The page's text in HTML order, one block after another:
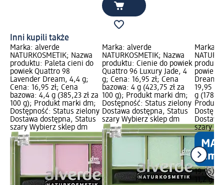
Inni kupili także
Marka: alverde
NATURKOSMETIK; Nazwa
produktu: Paleta cieni do
powiek Quattro 98
Lavender Dream, 4,4 g;
Cena: 16,95 zł; Cena
bazowa: 4,4 g (385,23 zł za
100 g); Produkt marki dm;
Dostępność: Status zielony
Dostawa dostępna, Status
szary Wybierz sklep dm
Marka: alverde
NATURKOSMETIK; Nazwa
produktu: Cienie do powiek
Quattro 96 Luxury Jade, 4
g; Cena: 16,95 zł; Cena
bazowa: 4 g (423,75 zł za
100 g); Produkt marki dm;
Dostępność: Status zielony
Dostawa dostępna, Status
szary Wybierz sklep dm
Marka:
powiek
Dreams,
19,95
g
Produkt
szary
19,95 zł
11,2 g